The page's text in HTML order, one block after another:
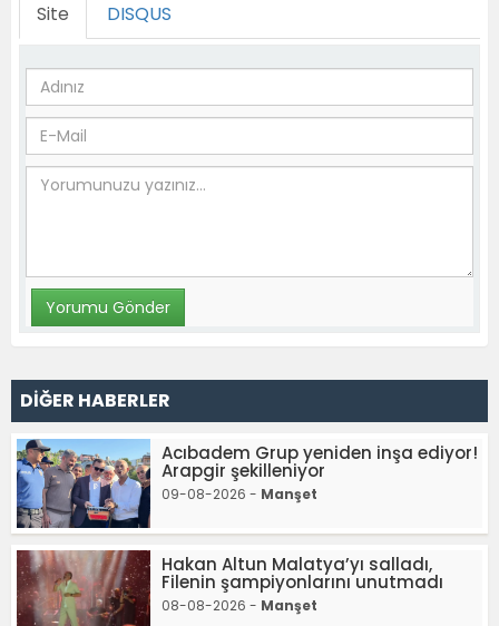
Site DISQUS
DİĞER HABERLER
Acıbadem Grup yeniden inşa ediyor!
Arapgir şekilleniyor
09-08-2026 - Manşet
Hakan Altun Malatya’yı salladı,
Filenin şampiyonlarını unutmadı
08-08-2026 - Manşet